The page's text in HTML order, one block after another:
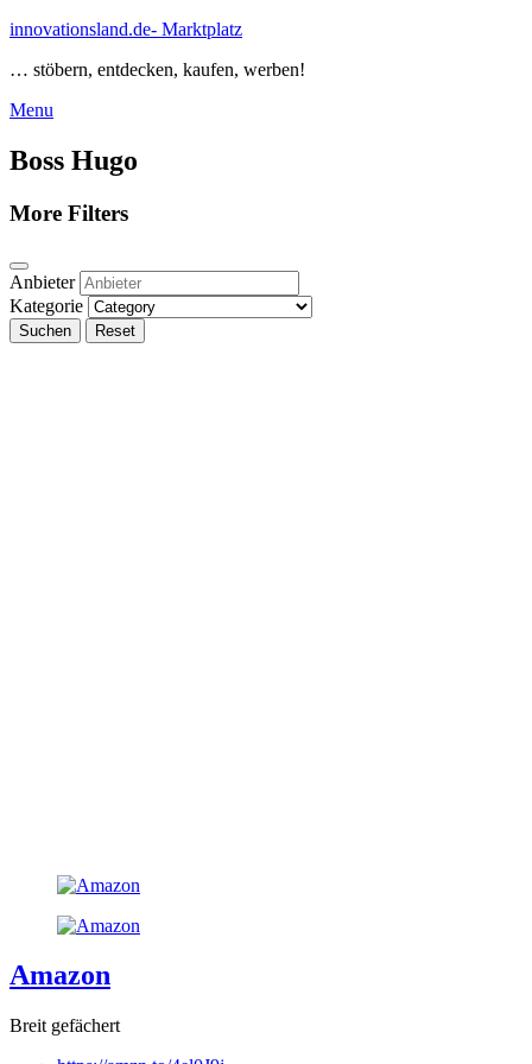
Skip
content
innovationsland.de- Marktplatz
… stöbern, entdecken, kaufen, werben!
Menu
Boss Hugo
More Filters
Anbieter
Kategorie
Suchen Reset
Amazon
Breit gefächert